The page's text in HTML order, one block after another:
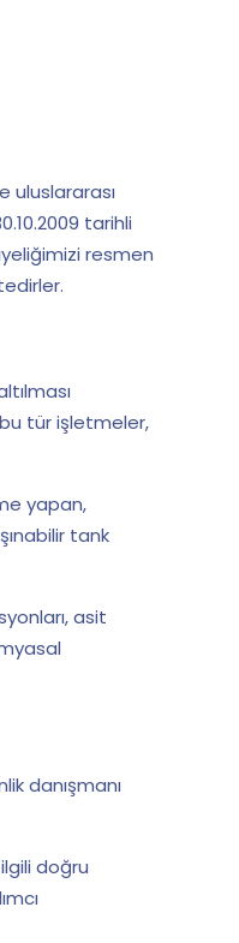
uluslararası
tarihli
resmen
tür işletmeler,
yapan,
tank
asit
danışmanı
doğru